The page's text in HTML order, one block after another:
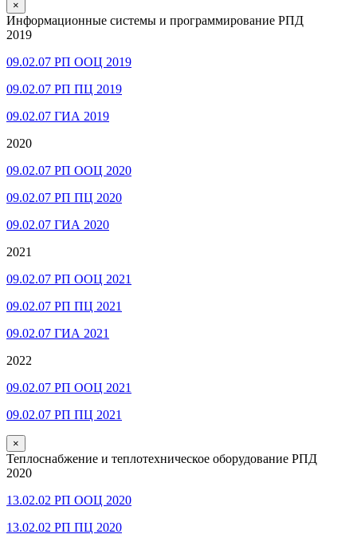
×
Информационные системы и программирование РПД
2019
09.02.07 РП ООЦ 2019
09.02.07 РП ПЦ 2019
09.02.07 ГИА 2019
2020
09.02.07 РП ООЦ 2020
09.02.07 РП ПЦ 2020
09.02.07 ГИА 2020
2021
09.02.07 РП ООЦ 2021
09.02.07 РП ПЦ 2021
09.02.07 ГИА 2021
2022
09.02.07 РП ООЦ 2021
09.02.07 РП ПЦ 2021
×
Теплоснабжение и теплотехническое оборудование РПД
2020
13.02.02 РП ООЦ 2020
13.02.02 РП ПЦ 2020